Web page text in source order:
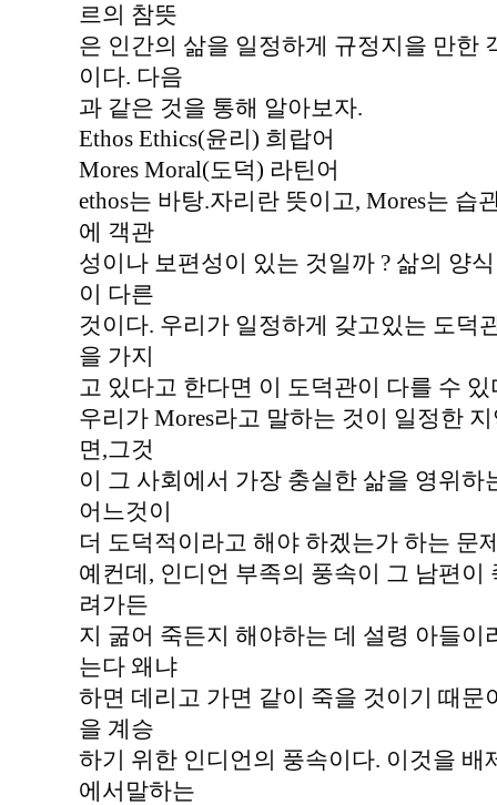
르의 참뜻
은 인간의 삶을 일정하게 규정지을 만한
이다. 다음
과 같은 것을 통해 알아보자.
Ethos Ethics(윤리) 희랍어
Mores Moral(도덕) 라틴어
ethos는 바탕.자리란 뜻이고, Mores는 습
에 객관
성이나 보편성이 있는 것일까 ? 삶의 양
이 다른
것이다. 우리가 일정하게 갖고있는 도덕
을 가지
고 있다고 한다면 이 도덕관이 다를 수 있
우리가 Mores라고 말하는 것이 일정한
면,그것
이 그 사회에서 가장 충실한 삶을 영위
어느것이
더 도덕적이라고 해야 하겠는가 하는 문
예컨데, 인디언 부족의 풍속이 그 남편
려가든
지 굶어 죽든지 해야하는 데 설령 아들
는다 왜냐
하면 데리고 가면 같이 죽을 것이기 때문
을 계승
하기 위한 인디언의 풍속이다. 이것을 배
에서말하는